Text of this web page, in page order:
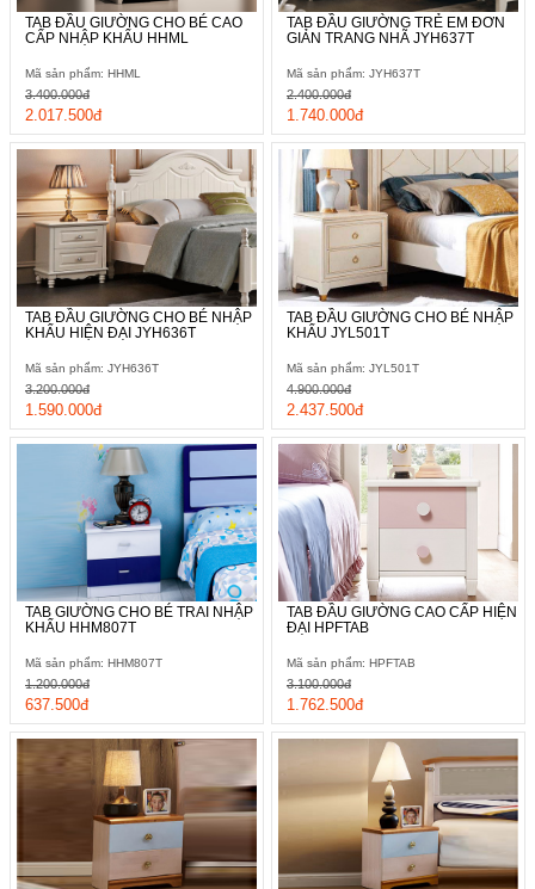
TAB ĐẦU GIƯỜNG CHO BÉ CAO
CẤP NHẬP KHẨU HHML
Mã sản phẩm: HHML
2.017.500đ
3.400.000đ
TAB ĐẦU GIƯỜNG TRẺ EM ĐƠN
GIẢN TRANG NHÃ JYH637T
Mã sản phẩm: JYH637T
1.740.000đ
2.400.000đ
TAB ĐẦU GIƯỜNG CHO BÉ NHẬP
KHẨU HIỆN ĐẠI JYH636T
Mã sản phẩm: JYH636T
1.590.000đ
3.200.000đ
TAB ĐẦU GIƯỜNG CHO BÉ NHẬP
KHẨU JYL501T
Mã sản phẩm: JYL501T
2.437.500đ
4.900.000đ
TAB GIƯỜNG CHO BÉ TRAI NHẬP
KHẨU HHM807T
Mã sản phẩm: HHM807T
637.500đ
1.200.000đ
TAB ĐẦU GIƯỜNG CAO CẤP HIỆN
ĐẠI HPFTAB
Mã sản phẩm: HPFTAB
1.762.500đ
3.100.000đ